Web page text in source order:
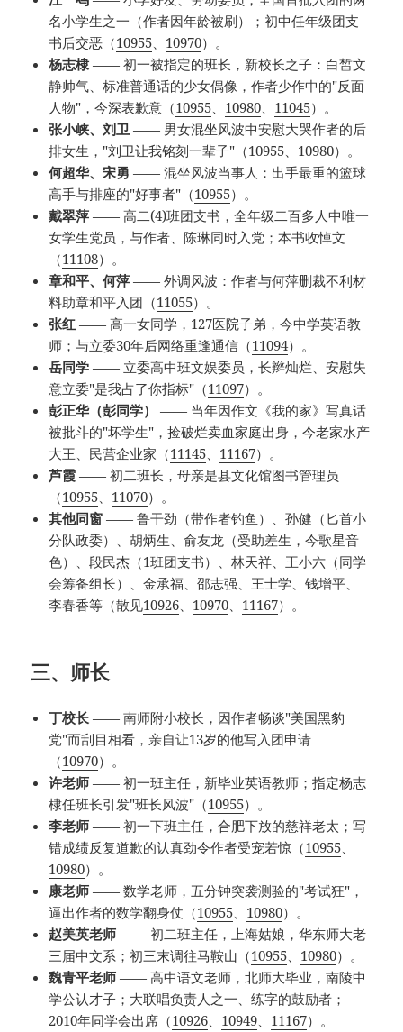
名小学生之一（作者因年龄被刷）；初中任年级团支
书后交恶（10955、 10970）。
杨志棣 —— 初一被指定的班长，新校长之子：白皙文
静帅气、标准普通话的少女偶像，作者少作中的"反面
人物"，今深表歉意（10955、 10980、 11045）。
张小峡、刘卫 —— 男女混坐风波中安慰大哭作者的后
排女生，"刘卫让我铭刻一辈子"（10955、 10980）。
何超华、宋勇 —— 混坐风波当事人：出手最重的篮球
高手与排座的"好事者"（10955）。
戴翠萍 —— 高二(4)班团支书，全年级二百多人中唯一
女学生党员，与作者、陈琳同时入党；本书收悼文
（11108）。
章和平、何萍 —— 外调风波：作者与何萍删裁不利材
料助章和平入团（11055）。
张红 —— 高一女同学，127医院子弟，今中学英语教
师；与立委30年后网络重逢通信（11094）。
岳同学 —— 立委高中班文娱委员，长辫灿烂、安慰失
意立委"是我占了你指标"（11097）。
彭正华（彭同学）
—— 当年因作文《我的家》写真话
被批斗的"坏学生"，捡破烂卖血家庭出身，今老家水产
大王、民营企业家（11145、 11167）。
芦霞 —— 初二班长，母亲是县文化馆图书管理员
（10955、 11070）。
其他同窗 —— 鲁干劲（带作者钓鱼）、孙健（匕首小
分队政委）、胡炳生、俞友龙（受助差生，今歌星音
色）、段民杰（1班团支书）、林天祥、王小六（同学
会筹备组长）、金承福、邵志强、王士学、钱增平、
李春香等（散见10926、 10970、 11167）。
三、师长
丁校长 —— 南师附小校长，因作者畅谈"美国黑豹
党"而刮目相看，亲自让13岁的他写入团申请
（10970）。
许老师 —— 初一班主任，新毕业英语教师；指定杨志
棣任班长引发"班长风波"（10955）。
李老师 —— 初一下班主任，合肥下放的慈祥老太；写
错成绩反复道歉的认真劲令作者受宠若惊（10955、
10980）。
康老师 —— 数学老师，五分钟突袭测验的"考试狂"，
逼出作者的数学翻身仗（10955、 10980）。
赵美英老师 —— 初二班主任，上海姑娘，华东师大老
三届中文系；初三末调往马鞍山（10955、 10980）。
魏青平老师 —— 高中语文老师，北师大毕业，南陵中
学公认才子；大联唱负责人之一、练字的鼓励者；
2010年同学会出席（10926、 10949、 11167）。